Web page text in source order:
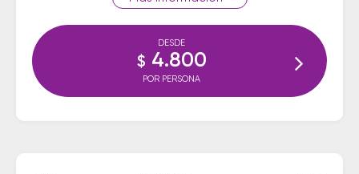
DESDE
$ 4.800
POR PERSONA